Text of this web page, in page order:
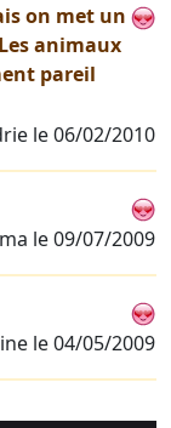
on met un
animaux
pareil
le 06/02/2010
le 09/07/2009
le 04/05/2009